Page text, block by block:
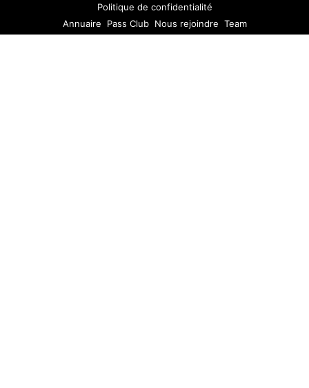
Politique de confidentialité
Annuaire
Pass Club Nous rejoindre Team